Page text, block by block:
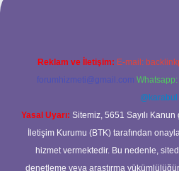
Reklam ve İletişim: E-mail:
forumhizmeti@gmail.com
@karabul
Yasal Uyarı: Sitemiz, 5651 Sayılı
İletişim Kurumu (BTK) tarafından
hizmet vermektedir. Bu nedenle,
denetleme veya araştırma